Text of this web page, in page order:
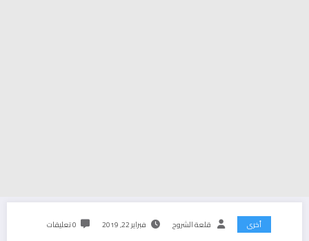
أخرى قلعة الشروح فبراير 22, 2019 0 تعليقات